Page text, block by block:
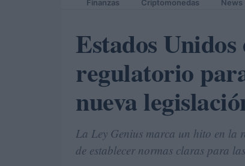
Finanzas Criptomonedas News
Estados
regulatorio
nueva
La Ley Genius marca un hito en la
de establecer normas claras para